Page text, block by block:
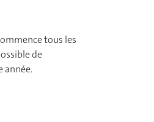
tous les
de
année.